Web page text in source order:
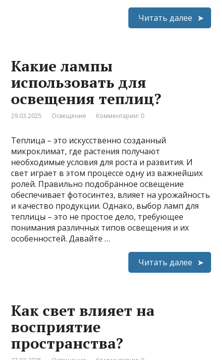
Читать далее
Какие лампы
использовать для
освещения теплиц?
29.03.2025 Освещение Комментарии: 0
Теплица – это искусственно созданный
микроклимат, где растения получают
необходимые условия для роста и развития. И
свет играет в этом процессе одну из важнейших
ролей. Правильно подобранное освещение
обеспечивает фотосинтез, влияет на урожайность
и качество продукции. Однако, выбор ламп для
теплицы – это не простое дело, требующее
понимания различных типов освещения и их
особенностей. Давайте …
Читать далее
Как свет влияет на
восприятие
пространства?